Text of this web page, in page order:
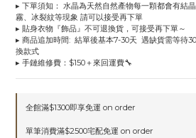
▸ 下單須知： 水晶為天然自然產物每一顆都會有結
霧、冰裂紋等現象 請可以接受再下單
▸ 貼身衣物『飾品』不可退換貨，可接受再下單～
▸ 商品追加時間:  結單後基本7-30天  遇缺貨需等待
換款式
▸ 手鏈維修費：$150＋來回運費🔧
全館滿$1300即享免運 on order
單筆消費滿$2500宅配免運 on order